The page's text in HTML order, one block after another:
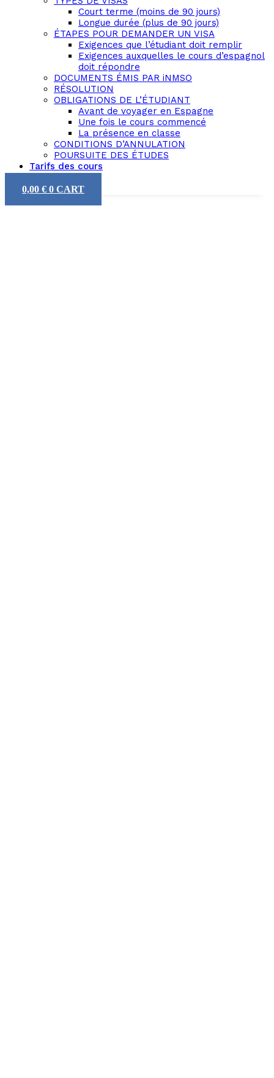
Court terme (moins de 90 jours)
Longue durée (plus de 90 jours)
ÉTAPES POUR DEMANDER UN VISA
Exigences que l’étudiant doit remplir
Exigences auxquelles le cours d’espagnol
doit répondre
DOCUMENTS ÉMIS PAR iNMSO
RÉSOLUTION
OBLIGATIONS DE L’ÉTUDIANT
Avant de voyager en Espagne
Une fois le cours commencé
La présence en classe
CONDITIONS D’ANNULATION
POURSUITE DES ÉTUDES
Tarifs des cours
0,00 € 0 CART